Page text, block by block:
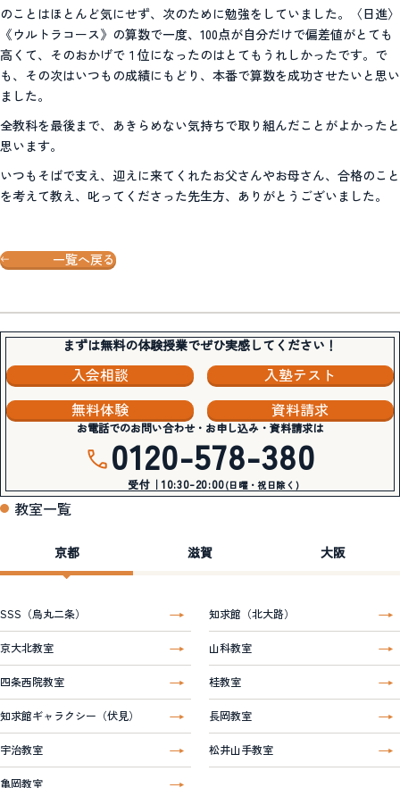
のことはほとんど気にせず、次のために勉強をしていました。〈日進〉
《ウルトラコース》の算数で一度、100点が自分だけで偏差値がとても
高くて、そのおかげで１位になったのはとてもうれしかったです。で
も、その次はいつもの成績にもどり、本番で算数を成功させたいと思い
ました。
全教科を最後まで、あきらめない気持ちで取り組んだことがよかったと
思います。
いつもそばで支え、迎えに来てくれたお父さんやお母さん、合格のこと
を考えて教え、叱ってくださった先生方、ありがとうございました。
一覧へ戻る
まずは無料の体験授業でぜひ実感してください！
入会相談
入塾テスト
無料体験
資料請求
お電話でのお問い合わせ・お申し込み・資料請求は
0120-578-380
受付｜10:30-20:00(日曜・祝日除く)
教室一覧
京都 滋賀 大阪
SSS（烏丸二条） 知求館（北大路）
京大北教室 山科教室
四条西院教室 桂教室
知求館ギャラクシー（伏見） 長岡教室
宇治教室 松井山手教室
亀岡教室